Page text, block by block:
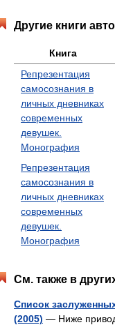
Другие книги
Книга
Репрезентация
самосознания в
личных дневниках
современных
девушек.
Монография
Репрезентация
самосознания в
личных дневниках
современных
девушек.
Монография
См. также в
Список
(2005) — Ниже